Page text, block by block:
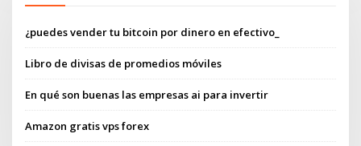
¿puedes vender tu bitcoin por dinero en efectivo_
Libro de divisas de promedios móviles
En qué son buenas las empresas ai para invertir
Amazon gratis vps forex